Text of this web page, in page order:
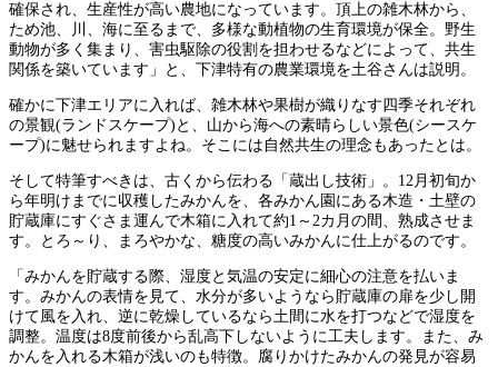
確保され、生産性が高い農地になっています。頂上の雑木林から、
ため池、川、海に至るまで、多様な動植物の生育環境が保全。野生
動物が多く集まり、害虫駆除の役割を担わせるなどによって、共生
関係を築いています」と、下津特有の農業環境を土谷さんは説明。
確かに下津エリアに入れば、雑木林や果樹が織りなす四季それぞれ
の景観(ランドスケープ)と、山から海への素晴らしい景色(シースケ
ープ)に魅せられますよね。そこには自然共生の理念もあったとは。
そして特筆すべきは、古くから伝わる「蔵出し技術」。12月初旬か
ら年明けまでに収穫したみかんを、各みかん園にある木造・土壁の
貯蔵庫にすぐさま運んで木箱に入れて約1～2カ月の間、熟成させま
す。とろ～り、まろやかな、糖度の高いみかんに仕上がるのです。
「みかんを貯蔵する際、湿度と気温の安定に細心の注意を払いま
す。みかんの表情を見て、水分が多いようなら貯蔵庫の扉を少し開
けて風を入れ、逆に乾燥しているなら土間に水を打つなどで湿度を
調整。温度は8度前後から乱高下しないように工夫します。また、み
かんを入れる木箱が浅いのも特徴。腐りかけたみかんの発見が容易